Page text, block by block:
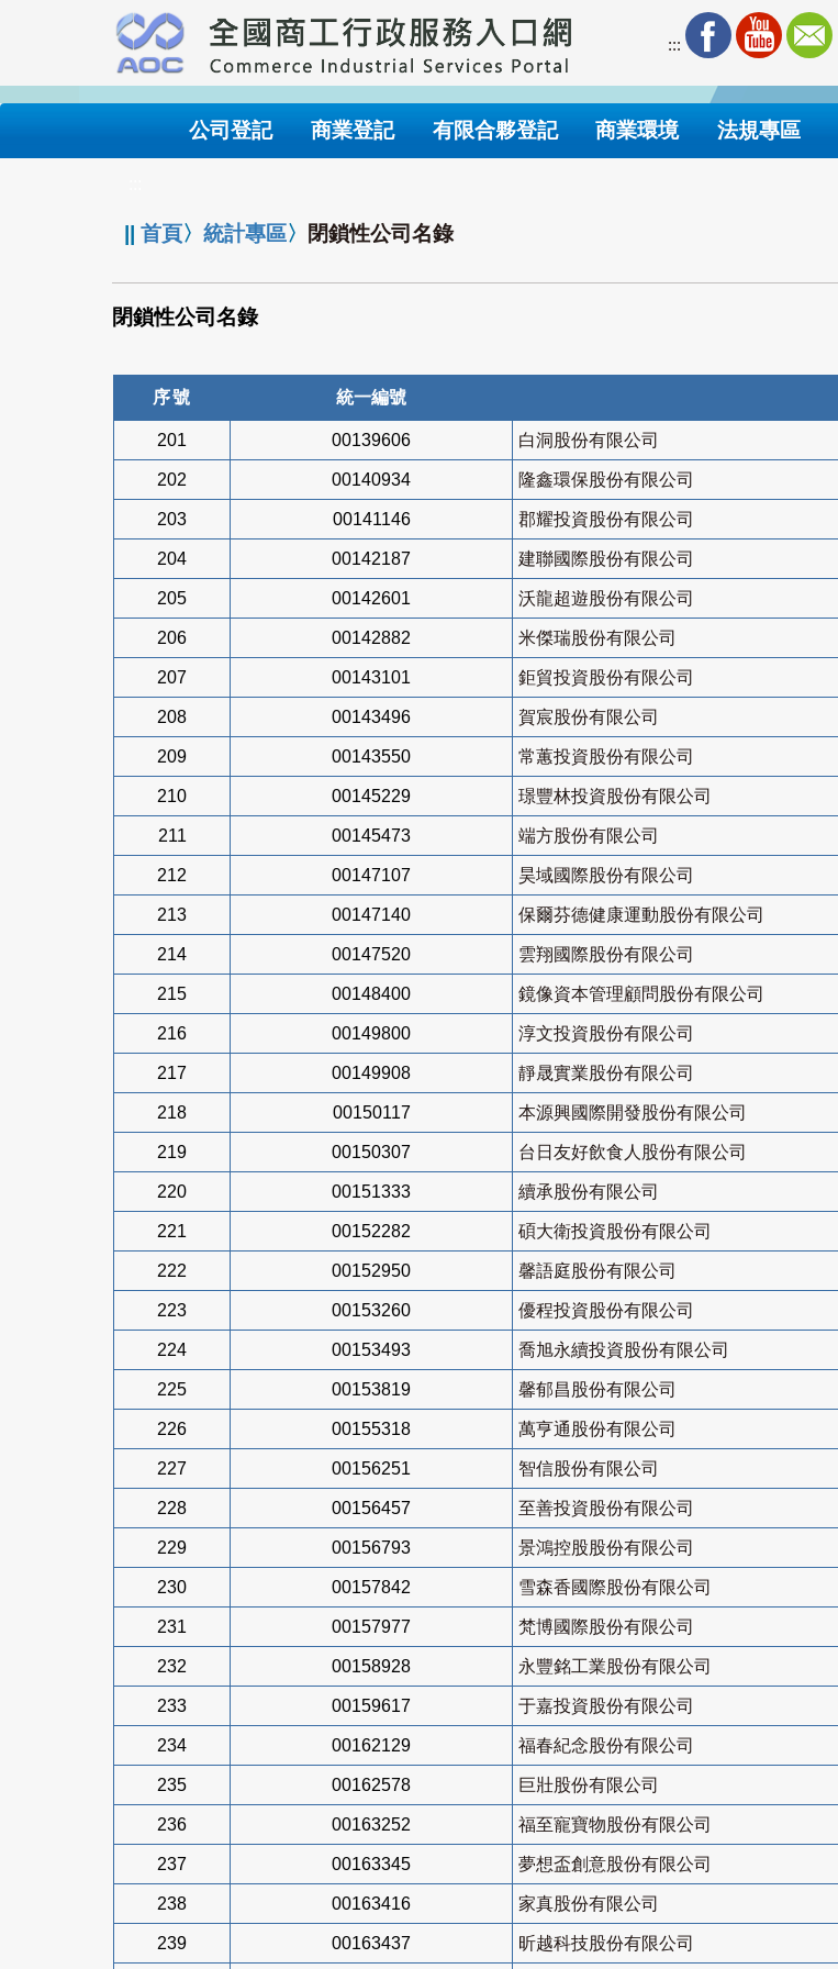
要
內
:::
公司登記 商業登記 有限合夥登記 商業環境 法規專區
||首頁〉統計專區〉 閉鎖性公司名錄
閉鎖性公司名錄
序號 統一編號
201 00139606 白洞股份有限公司
202 00140934 隆鑫環保股份有限公司
203 00141146 郡耀投資股份有限公司
204 00142187 建聯國際股份有限公司
205 00142601 沃龍超遊股份有限公司
206 00142882 米傑瑞股份有限公司
207 00143101 鉅貿投資股份有限公司
208 00143496 賀宸股份有限公司
209 00143550 常蕙投資股份有限公司
210 00145229 璟豐林投資股份有限公司
211 00145473 端方股份有限公司
212 00147107 昊域國際股份有限公司
213 00147140 保爾芬德健康運動股份有限公司
214 00147520 雲翔國際股份有限公司
215 00148400 鏡像資本管理顧問股份有限公司
216 00149800 淳文投資股份有限公司
217 00149908 靜晟實業股份有限公司
218 00150117 本源興國際開發股份有限公司
219 00150307 台日友好飲食人股份有限公司
220 00151333 續承股份有限公司
221 00152282 碩大衛投資股份有限公司
222 00152950 馨語庭股份有限公司
223 00153260 優程投資股份有限公司
224 00153493 喬旭永續投資股份有限公司
225 00153819 馨郁昌股份有限公司
226 00155318 萬亨通股份有限公司
227 00156251 智信股份有限公司
228 00156457 至善投資股份有限公司
229 00156793 景鴻控股股份有限公司
230 00157842 雪森香國際股份有限公司
231 00157977 梵博國際股份有限公司
232 00158928 永豐銘工業股份有限公司
233 00159617 于嘉投資股份有限公司
234 00162129 福春紀念股份有限公司
235 00162578 巨壯股份有限公司
236 00163252 福至寵寶物股份有限公司
237 00163345 夢想盃創意股份有限公司
238 00163416 家真股份有限公司
239 00163437 昕越科技股份有限公司